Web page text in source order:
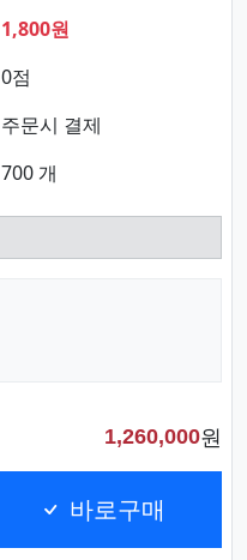
1,800원
0점
주문시 결제
700 개
1,260,000원
바로구매